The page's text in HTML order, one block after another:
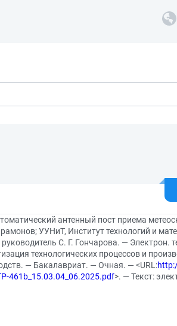
антенный пост приема
УУНиТ, Институт технологий и
С. Г. Гончарова. —
технологических процессов и
— Бакалавриат. — Очная. — <URL:
461b_15.03.04_06.2025.pdf>. — Текст: